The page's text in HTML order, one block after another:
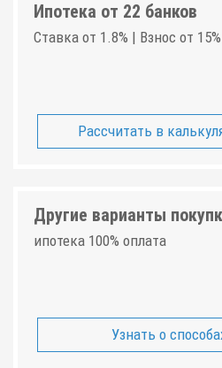
Ипотека от 22 банков
Ставка от 1.8% | Взнос от
Рассчитать в
Другие варианты
ипотека 100% оплата
Узнать о